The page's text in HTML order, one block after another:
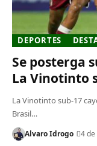
DEPORTES
Se posterga
La Vinotinto
La Vinotinto sub-17
Brasil…
Alvaro Idrogo 4